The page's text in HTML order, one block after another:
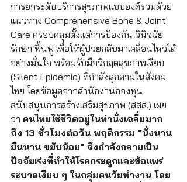
การยกระดับบริการสุขภาพแบบองค์รวมด้วย
แนวทาง Comprehensive Bone & Joint
Care ครอบคลุมตั้งแต่การป้องกัน วินิจฉัย
รักษา ฟื้นฟู เพื่อให้ผู้ป่วยกลับมาเคลื่อนไหวได้
อย่างมั่นใจ พร้อมรับมือวิกฤตสุขภาพเงียบ
(Silent Epidemic) ที่กำลังลุกลามในสังคม
ไทย โดยข้อมูลจากสำนักงานกองทุน
สนับสนุนการสร้างเสริมสุขภาพ (สสส.) เผย
ว่า คนไทยใช้ชีวิตอยู่ในท่านั่งเฉลี่ยมาก
ถึง 13 ชั่วโมงต่อวัน พฤติกรรม "นั่งนาน
ยืนนาน ขยับน้อย" จึงกำลังกลายเป็น
ปัจจัยเร่งที่ทำให้โรคกระดูกและข้อแพร่
ระบาดเงียบ ๆ ในกลุ่มคนวัยทำงาน โดย